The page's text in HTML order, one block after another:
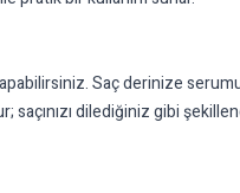
Saç derinize
saçınızı dilediğiniz gibi